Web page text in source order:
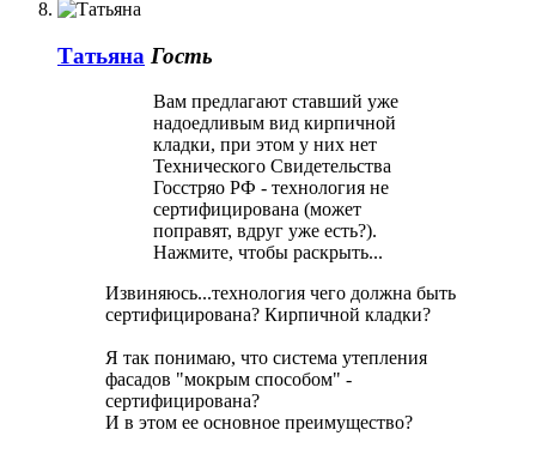
Татьяна Гость
Вам предлагают ставший уже
надоедливым вид кирпичной
кладки, при этом у них нет
Технического Свидетельства
Госстряо РФ - технология не
сертифицирована (может
поправят, вдруг уже есть?).
Нажмите, чтобы раскрыть...
Извиняюсь...технология чего должна быть
сертифицирована? Кирпичной кладки?
Я так понимаю, что система утепления
фасадов "мокрым способом" -
сертифицирована?
И в этом ее основное преимущество?